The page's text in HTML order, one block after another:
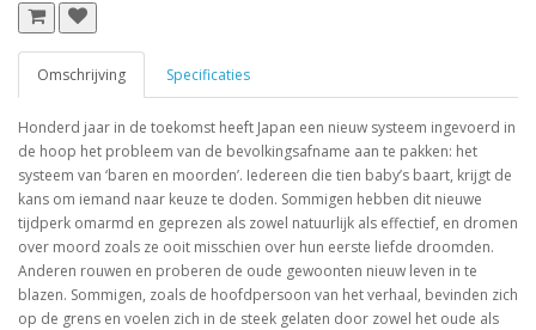
Omschrijving Specificaties
Honderd jaar in de toekomst heeft Japan een nieuw systeem ingevoerd in
de hoop het probleem van de bevolkingsafname aan te pakken: het
systeem van ‘baren en moorden’. Iedereen die tien baby’s baart, krijgt de
kans om iemand naar keuze te doden. Sommigen hebben dit nieuwe
tijdperk omarmd en geprezen als zowel natuurlijk als effectief, en dromen
over moord zoals ze ooit misschien over hun eerste liefde droomden.
Anderen rouwen en proberen de oude gewoonten nieuw leven in te
blazen. Sommigen, zoals de hoofdpersoon van het verhaal, bevinden zich
op de grens en voelen zich in de steek gelaten door zowel het oude als